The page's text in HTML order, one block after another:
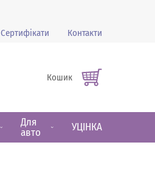
Сертифікати Контакти
Кошик
Для
авто
УЦІНКА